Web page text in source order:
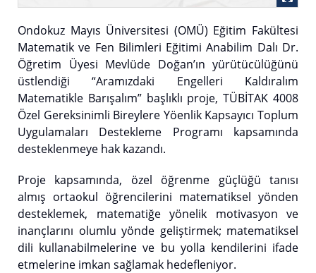
Ondokuz Mayıs Üniversitesi (OMÜ) Eğitim Fakültesi
Matematik ve Fen Bilimleri Eğitimi Anabilim Dalı Dr.
Öğretim Üyesi Mevlüde Doğan’ın yürütücülüğünü
üstlendiği “Aramızdaki Engelleri Kaldıralım
Matematikle Barışalım” başlıklı proje, TÜBİTAK 4008
Özel Gereksinimli Bireylere Yöenlik Kapsayıcı Toplum
Uygulamaları Destekleme Programı kapsamında
desteklenmeye hak kazandı.
Proje kapsamında, özel öğrenme güçlüğü tanısı
almış ortaokul öğrencilerini matematiksel yönden
desteklemek, matematiğe yönelik motivasyon ve
inançlarını olumlu yönde geliştirmek; matematiksel
dili kullanabilmelerine ve bu yolla kendilerini ifade
etmelerine imkan sağlamak hedefleniyor.